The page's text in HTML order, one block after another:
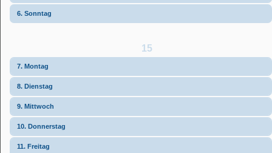
6. Sonntag
15
7. Montag
8. Dienstag
9. Mittwoch
10. Donnerstag
11. Freitag